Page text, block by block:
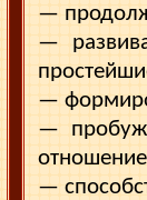
—
—
—
—
—